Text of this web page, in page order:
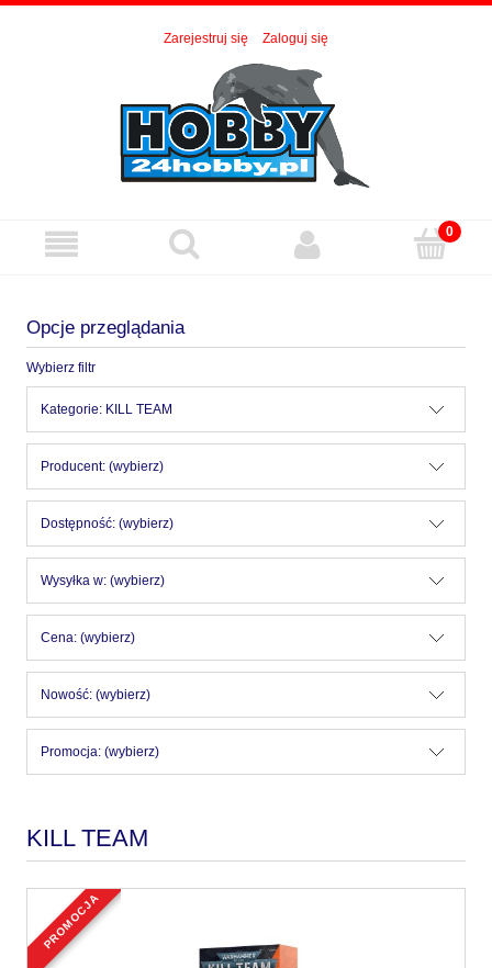
Zarejestruj się Zaloguj się
Opcje przeglądania
Wybierz filtr
Kategorie: KILL TEAM
Producent: (wybierz)
Dostępność: (wybierz)
Wysyłka w: (wybierz)
Cena: (wybierz)
Nowość: (wybierz)
Promocja: (wybierz)
KILL TEAM
promocja